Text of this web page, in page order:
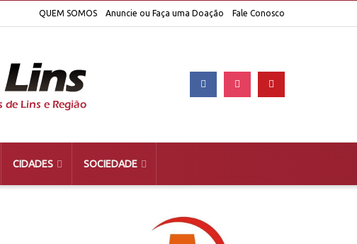
QUEM SOMOS Anuncie ou Faça uma Doação Fale Conosco
CIDADES SOCIEDADE